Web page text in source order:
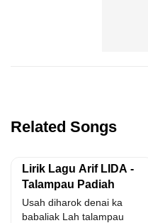
Related Songs
Lirik Lagu Arif LIDA -
Talampau Padiah
Usah diharok denai ka
babaliak Lah talampau